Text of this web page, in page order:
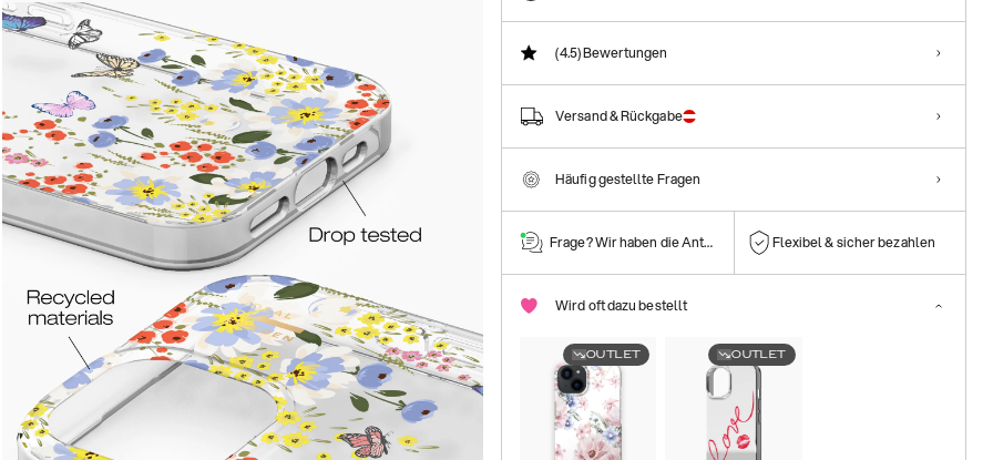
(4.5)Bewertungen
Versand & Rückgabe
Häufig gestellte Fragen
Frage? Wir haben die Antwort! Flexibel & sicher bezahlen
Wird oft dazu bestellt
OUTLET OUTLET